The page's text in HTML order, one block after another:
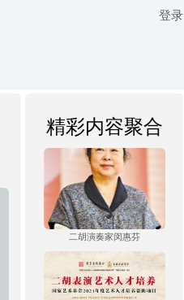
登录
精彩内容聚合
二胡演奏家闵惠芬